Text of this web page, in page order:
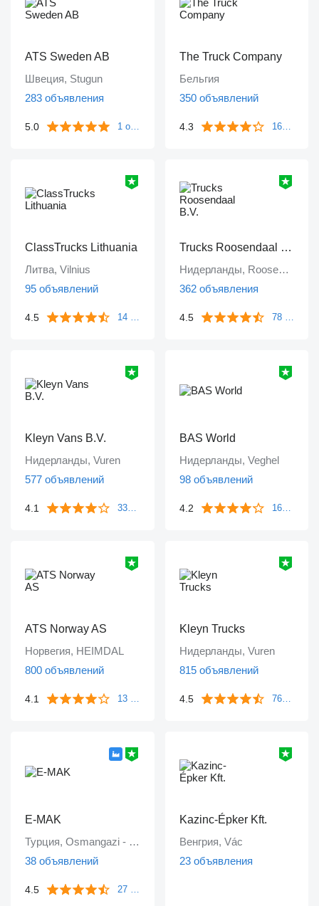
ATS Sweden AB
Швеция, Stugun
283 объявления
5.0 1 отзыв
The Truck Company
Бельгия
350 объявлений
4.3 161 отзыв
ClassTrucks Lithuania
Литва, Vilnius
95 объявлений
4.5 14 отзывов
Trucks Roosendaal B.V.
Нидерланды, Roosendaal
362 объявления
4.5 78 отзывов
Kleyn Vans B.V.
Нидерланды, Vuren
577 объявлений
4.1 339 отзывов
BAS World
Нидерланды, Veghel
98 объявлений
4.2 1643 отзыва
ATS Norway AS
Норвегия, HEIMDAL
800 объявлений
4.1 13 отзывов
Kleyn Trucks
Нидерланды, Vuren
815 объявлений
4.5 763 отзыва
E-MAK
Турция, Osmangazi - Bursa
38 объявлений
4.5 27 отзывов
Kazinc-Épker Kft.
Венгрия, Vác
23 объявления